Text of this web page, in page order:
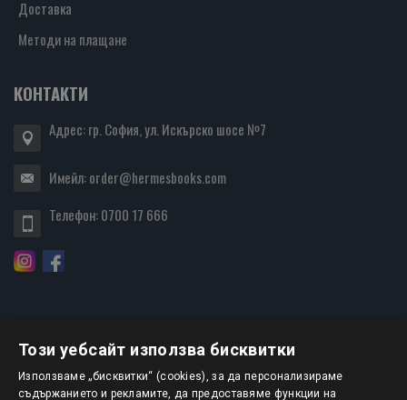
Доставка
Методи на плащане
КОНТАКТИ
Адрес: гр. София, ул. Искърско шосе №7
Имейл:order@hermesbooks.com
Телефон:0700 17 666
БЮЛЕТИН
Този уебсайт използва бисквитки
Използваме „бисквитки“ (cookies), за да персонализираме
съдържанието и рекламите, да предоставяме функции на